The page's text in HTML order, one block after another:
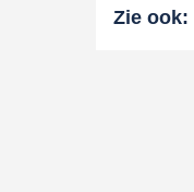
Zie ook: